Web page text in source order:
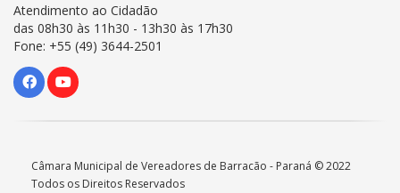
Atendimento ao Cidadão
das 08h30 às 11h30 - 13h30 às 17h30
Fone: +55 (49) 3644-2501
Câmara Municipal de Vereadores de Barracão - Paraná © 2022
Todos os Direitos Reservados